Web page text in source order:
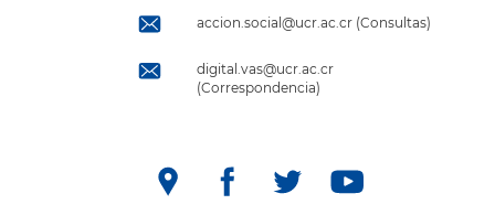
accion.social@ucr.ac.cr (Consultas)
digital.vas@ucr.ac.cr
(Correspondencia)